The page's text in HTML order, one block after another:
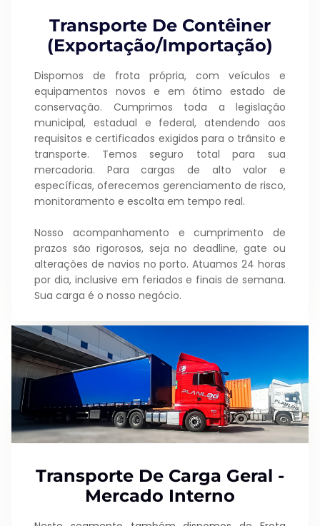
Transporte De Contêiner
(Exportação/Importação)
Dispomos de frota própria, com veículos e
equipamentos novos e em ótimo estado de
conservação. Cumprimos toda a legislação
municipal, estadual e federal, atendendo aos
requisitos e certificados exigidos para o trânsito e
transporte. Temos seguro total para sua
mercadoria. Para cargas de alto valor e
específicas, oferecemos gerenciamento de risco,
monitoramento e escolta em tempo real.
Nosso acompanhamento e cumprimento de
prazos são rigorosos, seja no deadline, gate ou
alterações de navios no porto. Atuamos 24 horas
por dia, inclusive em feriados e finais de semana.
Sua carga é o nosso negócio.
Transporte De Carga Geral -
Mercado Interno